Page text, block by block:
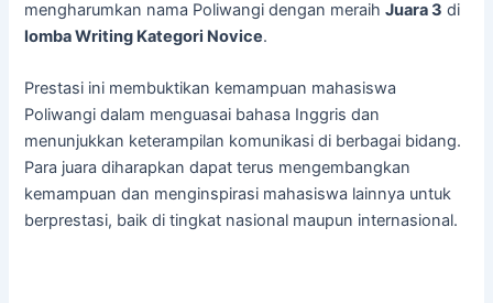
mengharumkan nama Poliwangi dengan meraihJuara 3 di
lomba Writing Kategori Novice.
Prestasi ini membuktikan kemampuan mahasiswa
Poliwangi dalam menguasai bahasa Inggris dan
menunjukkan keterampilan komunikasi di berbagai bidang.
Para juara diharapkan dapat terus mengembangkan
kemampuan dan menginspirasi mahasiswa lainnya untuk
berprestasi, baik di tingkat nasional maupun internasional.